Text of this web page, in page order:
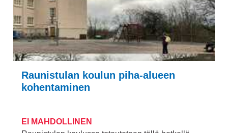
Raunistulan koulun piha-alueen
kohentaminen
EI MAHDOLLINEN